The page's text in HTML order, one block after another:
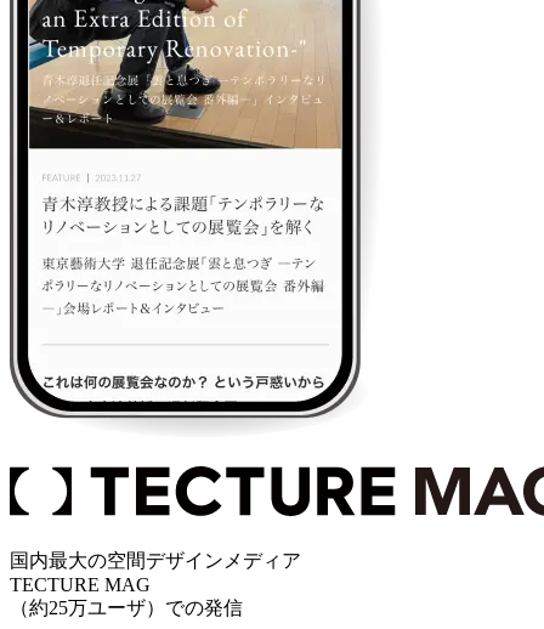
国内最大の空間デザインメディア
TECTURE MAG
（約25万ユーザ）での発信